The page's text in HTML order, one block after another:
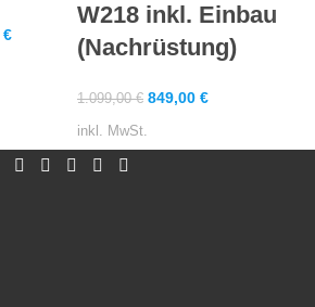
€
W218 inkl. Einbau
(Nachrüstung)
1.099,00€ 849,00 €
inkl. MwSt.